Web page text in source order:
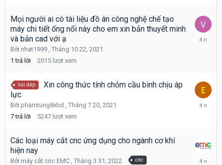
2023
Mọi người ai có tài liệu đồ án công nghệ chế tạo
máy chi tiết ống nối này cho em xin bản thuyết minh
và bản cad với ạ
Bởi nhat1999 Tháng 10 22, 2021
1 trả lời 2015 lượt xem
Tháng
hỏi đáp
Xin công thức tính chỏm cầu bình chịu áp
lực
Bởi phamtung8xhd
Tháng 7 20, 2021
7 trả lời 5247 lượt xem
Tháng
Các loại máy cắt cnc ứng dụng cho ngành cơ khí
hiện nay
Bởi máy cắt cnc EMC Tháng 3 31, 2022 cnc
Tháng